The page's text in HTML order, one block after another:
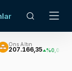
%0,01